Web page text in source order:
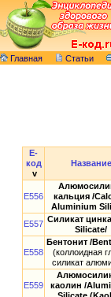
Главная Статьи
E-
код
v
Название
E556
кальция /
Aluminium
E557 Силикат
Silicate/
E558
Бентонит /
(коллоидная
силикат
E559
каолин /